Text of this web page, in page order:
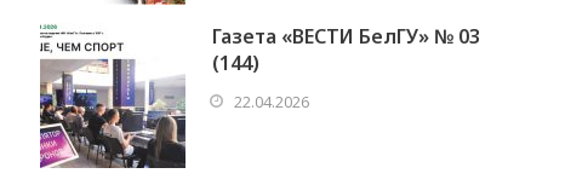
Газета «ВЕСТИ БелГУ» № 03
(144)
22.04.2026